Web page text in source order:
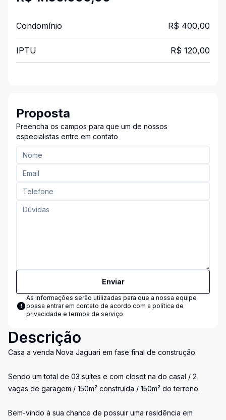
Condomínio R$ 400,00
IPTU R$ 120,00
Proposta
Preencha os campos para que um de nossos
especialistas entre em contato
Enviar
As informações serão utilizadas para que a nossa equipe
possa entrar em contato de acordo com a política de
privacidade e termos de serviço
Descrição
Casa a venda Nova Jaguari em fase final de construção.
Sendo um total de 03 suítes e com closet na do casal / 2
vagas de garagem / 150m² construída / 150m² do terreno.
Bem-vindo à sua chance de possuir uma residência em